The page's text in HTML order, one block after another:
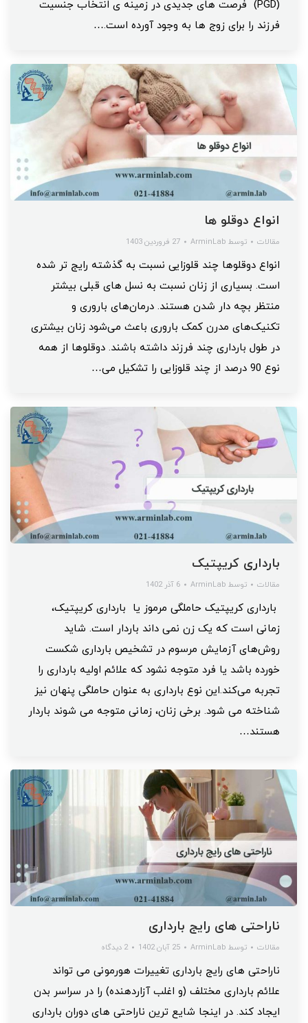
(PGD) فرصت های جدیدی در زمینه ی انتخاب جنسیت
فرزند را برای زوج ها به وجود آورده است.…
انواع دوقلو ها
مقالات توسط ArminLab 27 فروردین 1403
انواع دوقلوها چند قلوزایی نسبت به گذشته رایج تر شده
است. بسیاری از زنان نسبت به نسل های قبلی بیشتر
منتظر بچه دار شدن هستند. درمان‌های باروری و
تکنیک‌های مدرن کمک باروری باعث می‌شود زنان بیشتری
در طول بارداری چند فرزند داشته باشند. دوقلوها از همه
نوع 90 درصد از چند قلوزایی را تشکیل می…
بارداری کریپتیک
مقالات توسط ArminLab 6 آذر 1402
بارداری کریپتیک حاملگی مرموز یا بارداری کریپتیک،
زمانی است که یک زن نمی داند باردار است. شاید
روش‌های آزمایش مرسوم در تشخیص بارداری شکست
خورده باشد یا فرد متوجه نشود که علائم اولیه بارداری را
تجربه می‌کند.این نوع بارداری به عنوان حاملگی پنهان نیز
شناخته می شود. برخی زنان، زمانی متوجه می شوند باردار
هستند…
ناراحتی های رایج بارداری
مقالات توسط ArminLab 25 آبان 1402 2 دیدگاه
ناراحتی های رایج بارداری تغییرات هورمونی می تواند
علائم بارداری مختلف (و اغلب آزاردهنده) را در سراسر بدن
ایجاد کند. در اینجا شایع ترین ناراحتی های دوران بارداری